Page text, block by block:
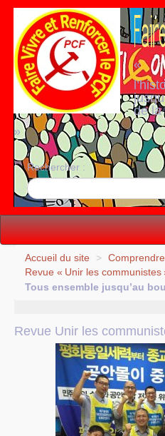
«
de la
»
Rechercher :
Vie politique
Lutter, Unir...
S’organiser
Vie du site
Accueil du site >
Revue « Unir les communistes
Tous ensemble jusqu’au
Revue Unir les